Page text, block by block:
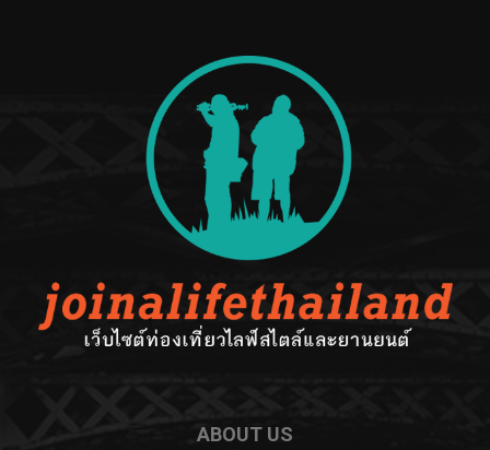
ABOUT US